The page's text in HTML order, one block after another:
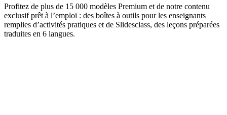
Profitez de plus de 15 000 modèles Premium et de notre contenu
exclusif prêt à l’emploi : des boîtes à outils pour les enseignants
remplies d’activités pratiques et de Slidesclass, des leçons préparées
traduites en 6 langues.